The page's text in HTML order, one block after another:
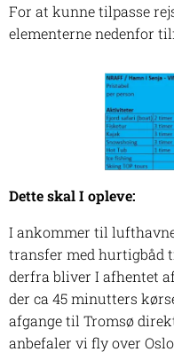
For at kunne tilpasse
elementerne nedenfor
Dette skal I opleve:
I ankommer til
transfer med hurtigbåd
derfra bliver I afhentet
der ca 45 minutters
afgange til Tromsø
anbefaler vi fly over